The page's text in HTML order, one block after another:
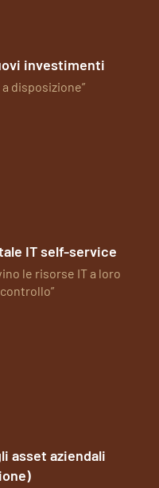
investimenti
disposizione”
IT self-service
le risorse IT a loro
asset aziendali